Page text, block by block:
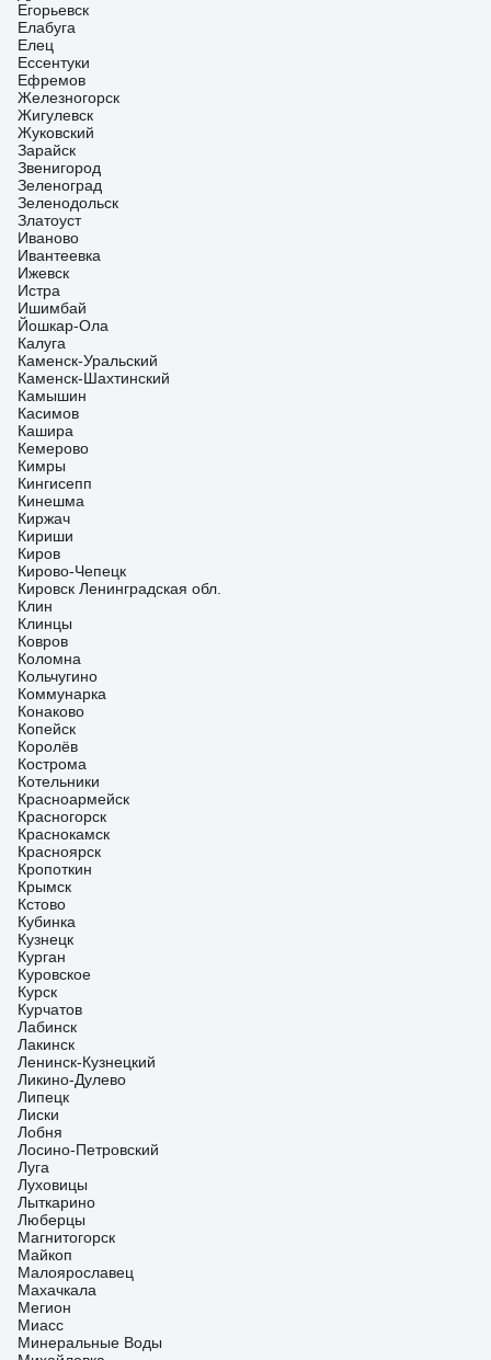
Егорьевск
Елабуга
Елец
Ессентуки
Ефремов
Железногорск
Жигулевск
Жуковский
Зарайск
Звенигород
Зеленоград
Зеленодольск
Златоуст
Иваново
Ивантеевка
Ижевск
Истра
Ишимбай
Йошкар-Ола
Калуга
Каменск-Уральский
Каменск-Шахтинский
Камышин
Касимов
Кашира
Кемерово
Кимры
Кингисепп
Кинешма
Киржач
Кириши
Киров
Кирово-Чепецк
Кировск Ленинградская обл.
Клин
Клинцы
Ковров
Коломна
Кольчугино
Коммунарка
Конаково
Копейск
Королёв
Кострома
Котельники
Красноармейск
Красногорск
Краснокамск
Красноярск
Кропоткин
Крымск
Кстово
Кубинка
Кузнецк
Курган
Куровское
Курск
Курчатов
Лабинск
Лакинск
Ленинск-Кузнецкий
Ликино-Дулево
Липецк
Лиски
Лобня
Лосино-Петровский
Луга
Луховицы
Лыткарино
Люберцы
Магнитогорск
Майкоп
Малоярославец
Махачкала
Мегион
Миасс
Минеральные Воды